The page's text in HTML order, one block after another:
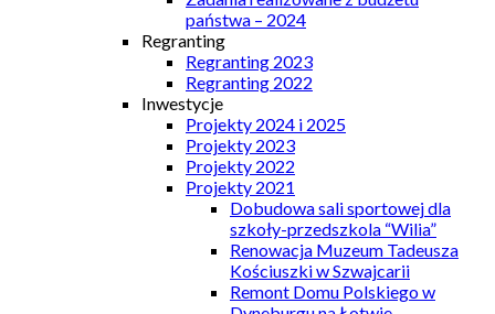
państwa – 2024
Regranting
Regranting 2023
Regranting 2022
Inwestycje
Projekty 2024 i 2025
Projekty 2023
Projekty 2022
Projekty 2021
Dobudowa sali sportowej dla
szkoły-przedszkola “Wilia”
Renowacja Muzeum Tadeusza
Kościuszki w Szwajcarii
Remont Domu Polskiego w